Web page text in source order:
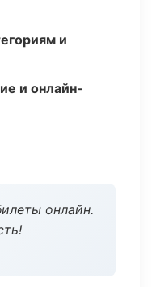
и
и онлайн-
онлайн.